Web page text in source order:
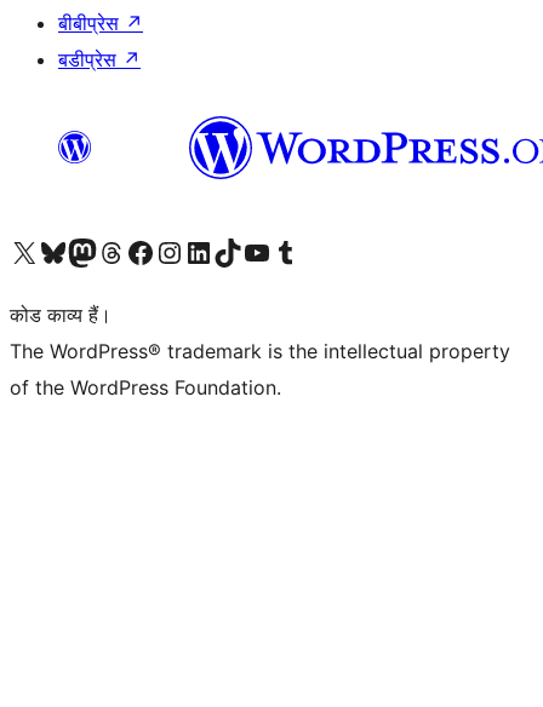
बीबीप्रेस ↗
बडीप्रेस ↗
Visit our X (formerly Twitter) account
हमारे बलुस्की खाते पर जाएँVisit our Mastodon account
हमारे थ्रेड्स अकाउंट पर जाएंहमारे फेसबुक पेज पर जाएँहमारे इंस्टाग्राम अकाउंट पर जाएंहमारे लिंक्डइन खाते पर जाएँहमारे टिकटॉक खाते पर जाएँहमारे यूट्यूब चैनल पर जाएंहमारे Tumblr खाते पर जाएँ
कोड काव्य हैं।
The WordPress® trademark is the intellectual property
of the WordPress Foundation.